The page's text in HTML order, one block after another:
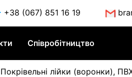
+38 (067) 851 16 19
Співробітництво
Покрівельні лійки (воронки),